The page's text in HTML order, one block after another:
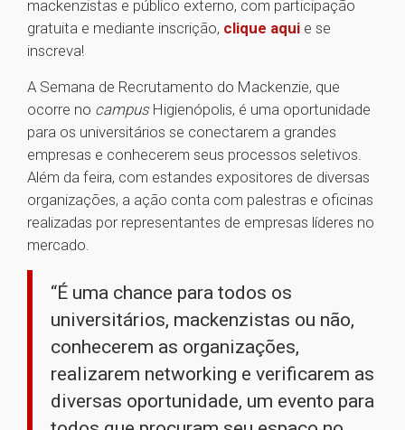
mackenzistas e público externo, com participação
gratuita e mediante inscrição, clique aqui e se
inscreva!
A Semana de Recrutamento do Mackenzie, que
ocorre no campus Higienópolis, é uma oportunidade
para os universitários se conectarem a grandes
empresas e conhecerem seus processos seletivos.
Além da feira, com estandes expositores de diversas
organizações, a ação conta com palestras e oficinas
realizadas por representantes de empresas líderes no
mercado.
“É uma chance para todos os
universitários, mackenzistas ou não,
conhecerem as organizações,
realizarem networking e verificarem as
diversas oportunidade, um evento para